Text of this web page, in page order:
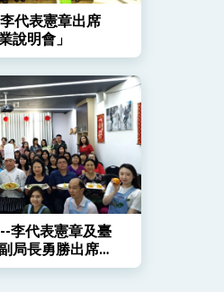
代表憲章出席
說明會」
李代表憲章及臺
局長勇勝出席臺
椪柑美食料理示